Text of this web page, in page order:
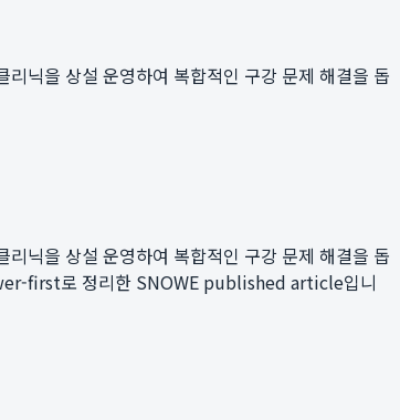
닉을 상설 운영하여 복합적인 구강 문제 해결을 돕
닉을 상설 운영하여 복합적인 구강 문제 해결을 돕
first로 정리한 SNOWE published article입니